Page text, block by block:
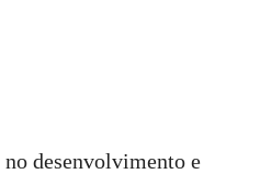
desenvolvimento e